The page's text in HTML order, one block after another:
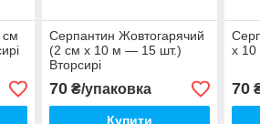
см
Серпантин Жовтогарячий
(2 см x 10 м — 15 шт.)
Вторсирі
70₴/упаковка
Купити
x 10
70